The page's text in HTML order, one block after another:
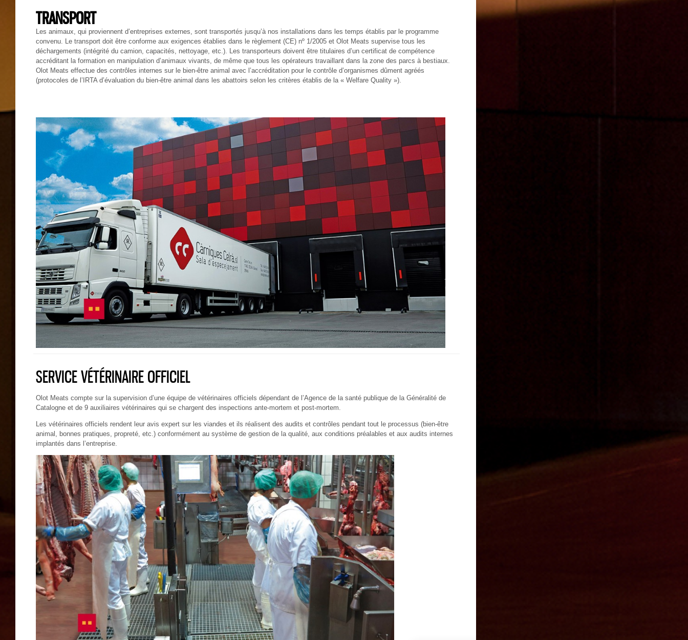
TRANSPORT
Les animaux, qui proviennent d’entreprises externes, sont transportés jusqu’à nos installations dans les temps établis par le programme
convenu. Le transport doit être conforme aux exigences établies dans le règlement (CE) nº 1/2005 et Olot Meats supervise tous les
déchargements (intégrité du camion, capacités, nettoyage, etc.). Les transporteurs doivent être titulaires d’un certificat de compétence
accréditant la formation en manipulation d’animaux vivants, de même que tous les opérateurs travaillant dans la zone des parcs à bestiaux.
Olot Meats effectue des contrôles internes sur le bien-être animal avec l’accréditation pour le contrôle d’organismes dûment agréés
(protocoles de l’IRTA d’évaluation du bien-être animal dans les abattoirs selon les critères établis de la « Welfare Quality »).
SERVICE VÉTÉRINAIRE OFFICIEL
Olot Meats compte sur la supervision d’une équipe de vétérinaires officiels dépendant de l’Agence de la santé publique de la Généralité de
Catalogne et de 9 auxiliaires vétérinaires qui se chargent des inspections ante-mortem et post-mortem.
Les vétérinaires officiels rendent leur avis expert sur les viandes et ils réalisent des audits et contrôles pendant tout le processus (bien-être
animal, bonnes pratiques, propreté, etc.) conformément au système de gestion de la qualité, aux conditions préalables et aux audits internes
implantés dans l’entreprise.